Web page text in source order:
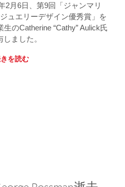
2月6日、第9回「ジャンマリ
ュエリーデザイン優秀賞」を
のCatherine “Cathy” Aulick氏
しました。
を読む